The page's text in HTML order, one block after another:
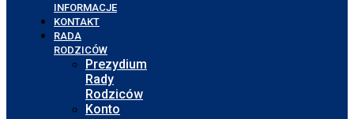
INFORMACJE
KONTAKT
RADA
RODZICÓW
Prezydium
Rady
Rodziców
Konto